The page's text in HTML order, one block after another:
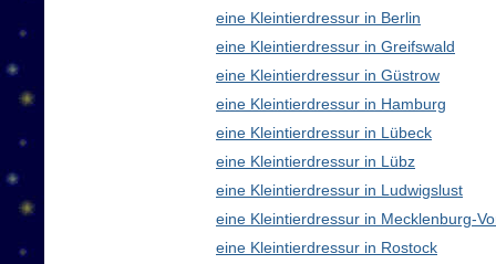
eine Kleintierdressur in Berlin
eine Kleintierdressur in Greifswald
eine Kleintierdressur in Güstrow
eine Kleintierdressur in Hamburg
eine Kleintierdressur in Lübeck
eine Kleintierdressur in Lübz
eine Kleintierdressur in Ludwigslust
eine Kleintierdressur in Mecklenburg-
eine Kleintierdressur in Rostock